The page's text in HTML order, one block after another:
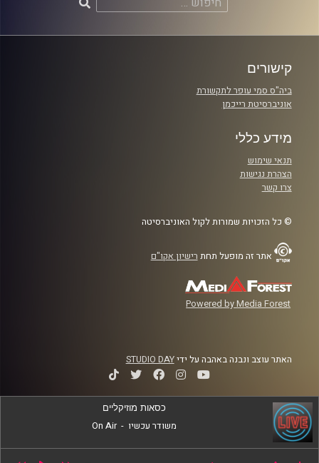
חיפוש:
קישורים
ביה"ס סמי עופר לתקשורת
אוניברסיטת רייכמן
מידע כללי
תנאי שימוש
הצהרת נגישות
צרו קשר
© כל הזכויות שמורות לקול האוניברסיטה
אתר זה מופעל תחת רישיון אקו"ם
Powered by Media Forest
האתר עוצב ונבנה באהבה על ידיSTUDIO DAY
כסאות מוזיקליים
משודר עכשיו -
On Air